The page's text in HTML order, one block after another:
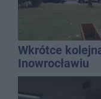
Wkrótce
Inowrocławiu